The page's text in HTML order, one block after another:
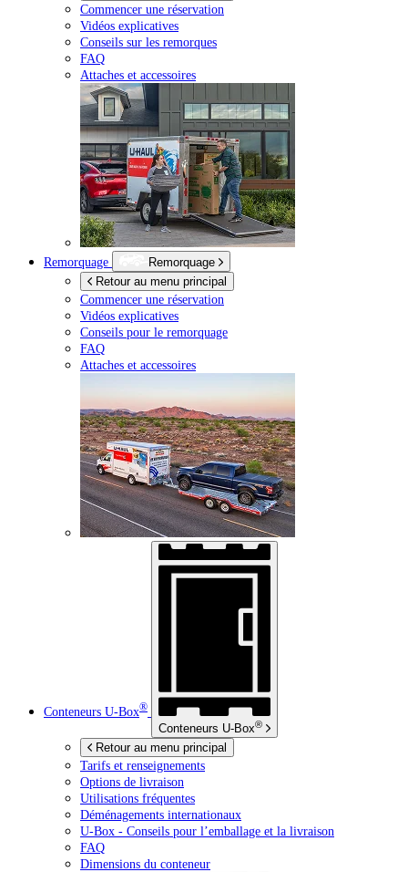
Commencer une réservation
Vidéos explicatives
Conseils sur les remorques
FAQ
Attaches et accessoires
Remorquage
Remorquage
Retour au menu principal
Commencer une réservation
Vidéos explicatives
Conseils pour le remorquage
FAQ
Attaches et accessoires
Conteneurs U-Box®
Conteneurs U-Box®
Retour au menu principal
Tarifs et renseignements
Options de livraison
Utilisations fréquentes
Déménagements internationaux
U-Box - Conseils pour l’emballage et la livraison
FAQ
Dimensions du conteneur